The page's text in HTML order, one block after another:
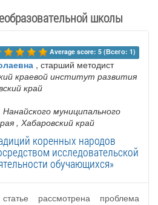
школы
Average score: 5 (Всего: 1)
, старший методист
краевой институт развития
край
муниципального
, Хабаровский край
коренных народов
исследовательской
обучающихся»
рассмотрена проблема